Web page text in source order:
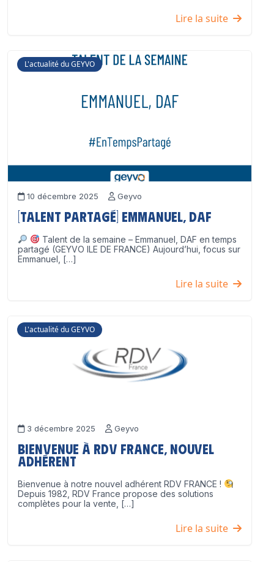
Lire la suite
L'actualité du GEYVO
10 décembre 2025 Geyvo
[Talent partagé] Emmanuel, DAF
Talent de la semaine – Emmanuel, DAF en temps
partagé (GEYVO ILE DE FRANCE) Aujourd’hui, focus sur
Emmanuel, […]
Lire la suite
L'actualité du GEYVO
3 décembre 2025 Geyvo
Bienvenue à RDV France, nouvel
adhérent
Bienvenue à notre nouvel adhérent RDV FRANCE !
Depuis 1982, RDV France propose des solutions
complètes pour la vente, […]
Lire la suite